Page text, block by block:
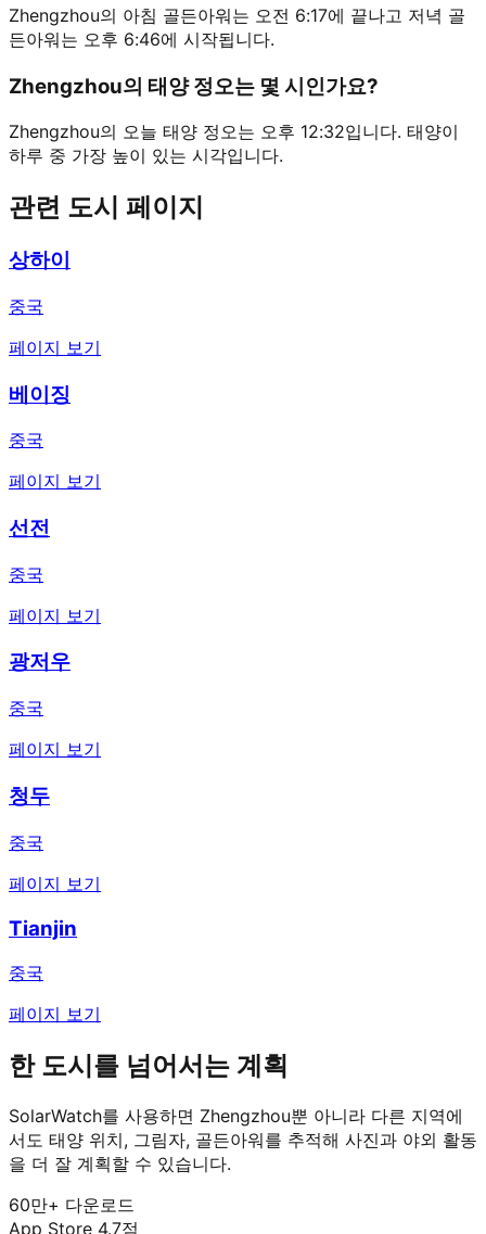
Zhengzhou의 아침 골든아워는 오전 6:17에 끝나고 저녁 골
든아워는 오후 6:46에 시작됩니다.
Zhengzhou의 태양 정오는 몇 시인가요?
Zhengzhou의 오늘 태양 정오는 오후 12:32입니다. 태양이
하루 중 가장 높이 있는 시각입니다.
관련 도시 페이지
상하이
중국
페이지 보기
베이징
중국
페이지 보기
선전
중국
페이지 보기
광저우
중국
페이지 보기
청두
중국
페이지 보기
Tianjin
중국
페이지 보기
한 도시를 넘어서는 계획
SolarWatch를 사용하면 Zhengzhou뿐 아니라 다른 지역에
서도 태양 위치, 그림자, 골든아워를 추적해 사진과 야외 활동
을 더 잘 계획할 수 있습니다.
60만+ 다운로드
App Store 4.7점